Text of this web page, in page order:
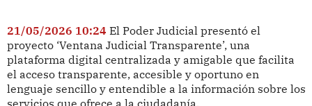
21/05/2026 10:24 El Poder Judicial presentó el
proyecto ‘Ventana Judicial Transparente’, una
plataforma digital centralizada y amigable que facilita
el acceso transparente, accesible y oportuno en
lenguaje sencillo y entendible a la información sobre los
servicios que ofrece a la ciudadanía.